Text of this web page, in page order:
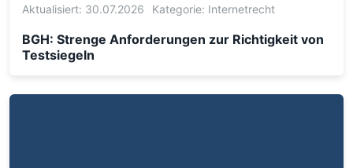
Aktualisiert: 30.07.2026 Kategorie: Internetrecht
BGH: Strenge Anforderungen zur Richtigkeit von
Testsiegeln